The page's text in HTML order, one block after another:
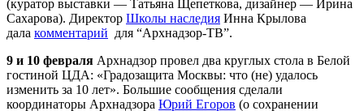
(куратор выставки — Татьяна Щепеткова, дизайнер — Ирина
Сахарова). Директор Школы наследия Инна Крылова
дала комментарий для “Архнадзор-ТВ”.
9 и 10 февраля Архнадзор провел два круглых стола в Белой
гостиной ЦДА: «Градозащита Москвы: что (не) удалось
изменить за 10 лет». Большие сообщения сделали
координаторы Архнадзора Юрий Егоров (о сохранении